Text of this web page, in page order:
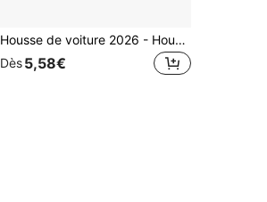
Housse de voiture 2026 - Housse de voiture complète - Housse de voiture en film PE imperméable et anti-poussière - Protection complète du véhicule contre le soleil, la pluie et la poussière/Conception portable pratique.
Dès5,58€